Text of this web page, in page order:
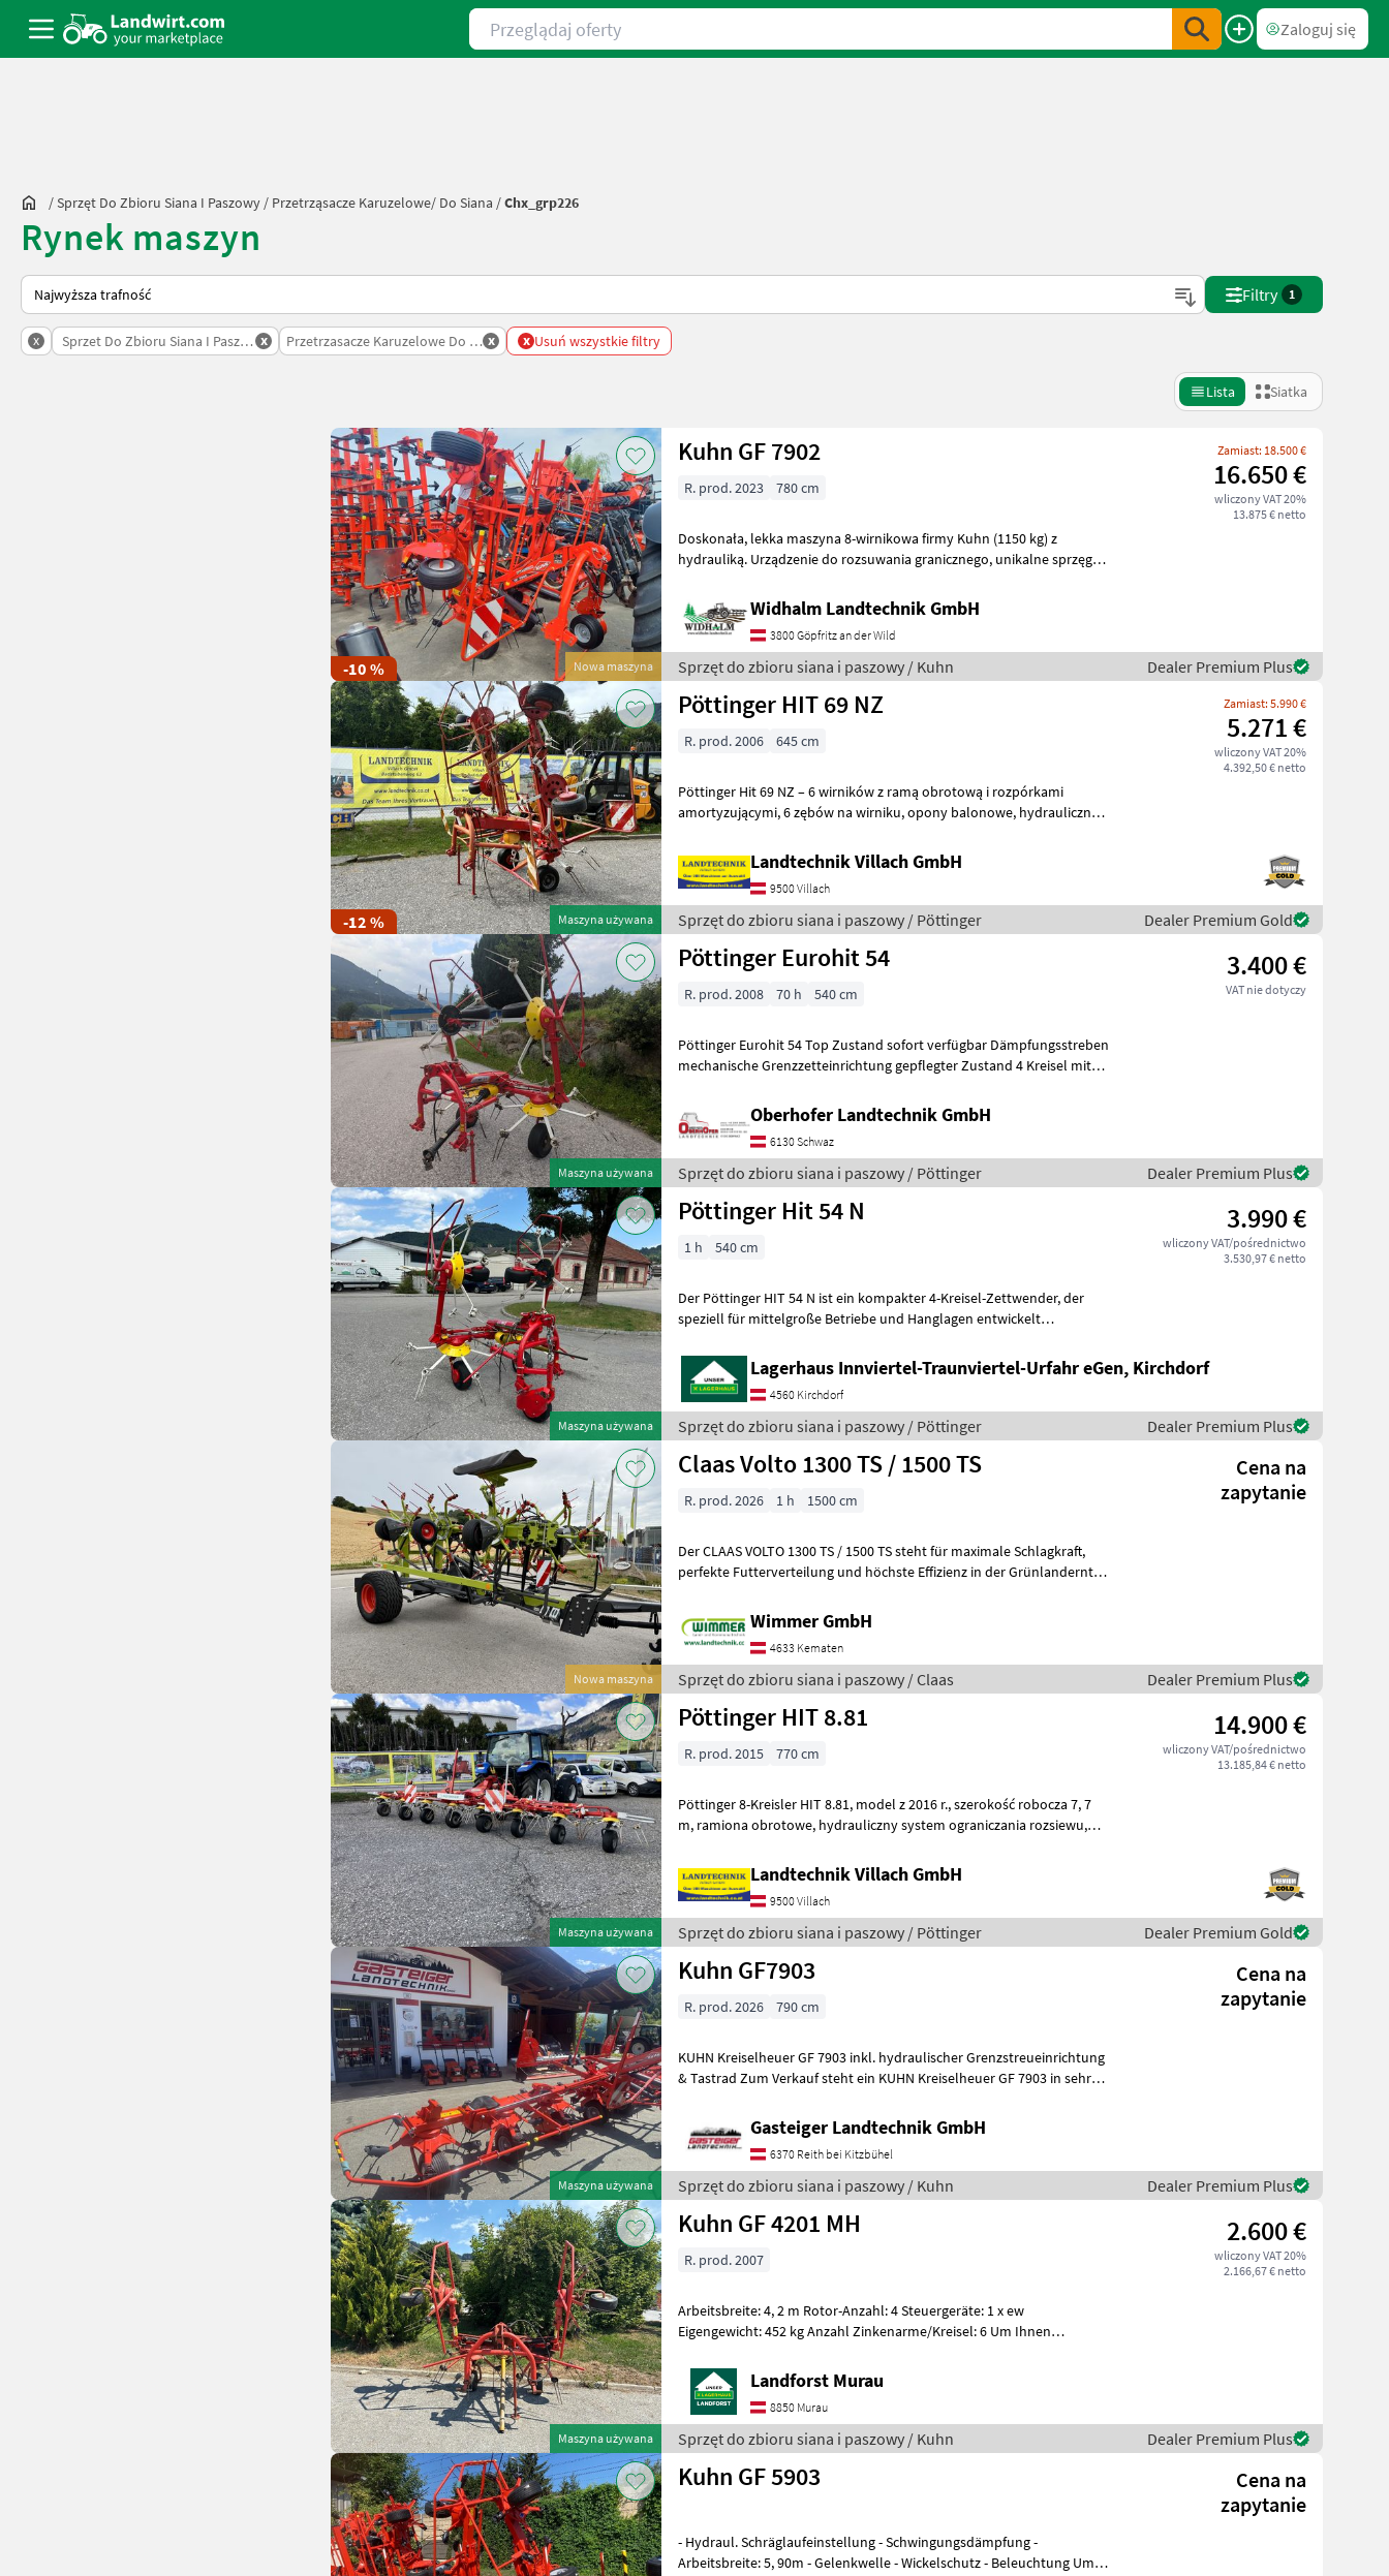
Przeglądaj oferty
Zaloguj się
/Sprzęt Do Zbioru Siana I Paszowy / Przetrząsacze Karuzelowe/ Do Siana /Chx_grp226
Rynek maszyn
Tak sortuje się na Landwirt.com
Filtry 1
x Sprzet Do Zbioru Siana I Paszowyx Przetrzasacze Karuzelowe Do Siana
x x Usuń wszystkie filtry
Lista Siatka
-10 % Nowa maszyna
Kuhn GF 7902 Zamiast: 18.500 €
16.650 €
wliczony VAT 20%
13.875 € netto
R. prod. 2023 780 cm
Doskonała, lekka maszyna 8-wirnikowa firmy Kuhn (1150 kg) z
hydrauliką. Urządzenie do rozsuwania granicznego, unikalne sprzęgło
Widhalm Landtechnik GmbH
3800 Göpfritz an der Wild
Sprzęt do zbioru siana i paszowy / Kuhn Dealer Premium Plus
-12 % Maszyna używana
Pöttinger HIT 69 NZ Zamiast: 5.990 €
5.271 €
wliczony VAT 20%
4.392,50 € netto
R. prod. 2006 645 cm
Pöttinger Hit 69 NZ – 6 wirników z ramą obrotową i rozpórkami
amortyzującymi, 6 zębów na wirniku, opony balonowe, hydrauliczny
Landtechnik Villach GmbH
9500 Villach
Sprzęt do zbioru siana i paszowy / Pöttinger Dealer Premium Gold
Maszyna używana
Pöttinger Eurohit 54 3.400 €
VAT nie dotyczy
R. prod. 2008 70 h 540 cm
Pöttinger Eurohit 54 Top Zustand sofort verfügbar Dämpfungsstreben
mechanische Grenzzetteinrichtung gepflegter Zustand 4 Kreisel mit
Oberhofer Landtechnik GmbH
6130 Schwaz
Sprzęt do zbioru siana i paszowy / Pöttinger Dealer Premium Plus
Maszyna używana
Pöttinger Hit 54 N 3.990 €
wliczony VAT/pośrednictwo
3.530,97 € netto
1 h 540 cm
Der Pöttinger HIT 54 N ist ein kompakter 4-Kreisel-Zettwender, der
speziell für mittelgroße Betriebe und Hanglagen entwickelt
Lagerhaus Innviertel-Traunviertel-Urfahr eGen, Kirchdorf
4560 Kirchdorf
Sprzęt do zbioru siana i paszowy / Pöttinger Dealer Premium Plus
Nowa maszyna
Claas Volto 1300 TS / 1500 TS
Cena na
zapytanie
R. prod. 2026 1 h 1500 cm
Der CLAAS VOLTO 1300 TS / 1500 TS steht für maximale Schlagkraft,
perfekte Futterverteilung und höchste Effizienz in der Grünlandernte.
Wimmer GmbH
4633 Kematen
Sprzęt do zbioru siana i paszowy / Claas Dealer Premium Plus
Maszyna używana
Pöttinger HIT 8.81 14.900 €
wliczony VAT/pośrednictwo
13.185,84 € netto
R. prod. 2015 770 cm
Pöttinger 8-Kreisler HIT 8.81, model z 2016 r., szerokość robocza 7, 7
m, ramiona obrotowe, hydrauliczny system ograniczania rozsiewu,
Landtechnik Villach GmbH
9500 Villach
Sprzęt do zbioru siana i paszowy / Pöttinger Dealer Premium Gold
Maszyna używana
Kuhn GF7903
Cena na
zapytanie
R. prod. 2026 790 cm
KUHN Kreiselheuer GF 7903 inkl. hydraulischer Grenzstreueinrichtung
& Tastrad Zum Verkauf steht ein KUHN Kreiselheuer GF 7903 in sehr
Gasteiger Landtechnik GmbH
6370 Reith bei Kitzbühel
Sprzęt do zbioru siana i paszowy / Kuhn Dealer Premium Plus
Maszyna używana
Kuhn GF 4201 MH 2.600 €
wliczony VAT 20%
2.166,67 € netto
R. prod. 2007
Arbeitsbreite: 4, 2 m Rotor-Anzahl: 4 Steuergeräte: 1 x ew
Eigengewicht: 452 kg Anzahl Zinkenarme/Kreisel: 6 Um Ihnen
Landforst Murau
8850 Murau
Sprzęt do zbioru siana i paszowy / Kuhn Dealer Premium Plus
Kuhn GF 5903
Cena na
zapytanie
- Hydraul. Schräglaufeinstellung - Schwingungsdämpfung -
Arbeitsbreite: 5, 90m - Gelenkwelle - Wickelschutz - Beleuchtung Um